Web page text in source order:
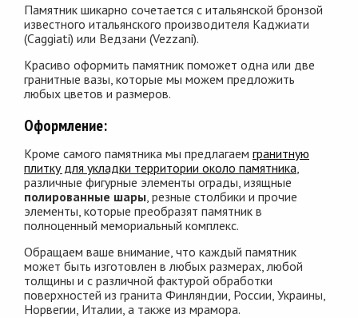
Памятник шикарно сочетается с итальянской бронзой
известного итальянского производителя Каджиати
(Caggiati) или Ведзани (Vezzani).
Красиво оформить памятник поможет одна или две
гранитные вазы, которые мы можем предложить
любых цветов и размеров.
Оформление:
Кроме самого памятника мы предлагаем гранитную
плитку для укладки территории около памятника
различные фигурные элементы ограды, изящные
полированные шары , резные столбики и прочие
элементы, которые преобразят памятник в
полноценный мемориальный комплекс.
Обращаем ваше внимание, что каждый памятник
может быть изготовлен в любых размерах, любой
толщины и с различной фактурой обработки
поверхностей из гранита Финляндии, России, Украины,
Норвегии, Италии, а также из мрамора.